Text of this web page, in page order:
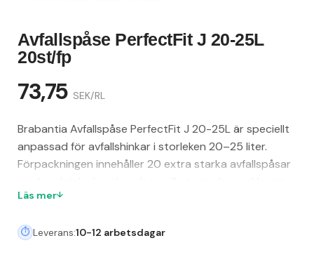
Avfallspåse PerfectFit J 20-25L
20st/fp
73,75 SEK/RL
Brabantia Avfallspåse PerfectFit J 20-25L är speciellt
anpassad för avfallshinkar i storleken 20–25 liter.
Förpackningen innehåller 20 extra starka avfallspåsar
försluta och hantera. Påsarna är färgkodade för att
storlek.
Läs mer
Leverans:10-12 arbetsdagar